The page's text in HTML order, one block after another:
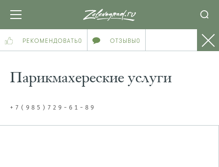
РЕКОМЕНДОВАТЬ0 ОТЗЫВЫ0
Парикмахереские услуги
+7(985)729-61-89